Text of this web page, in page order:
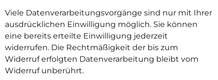
Viele Datenverarbeitungsvorgänge sind nur mit Ihrer
ausdrücklichen Einwilligung möglich. Sie können
eine bereits erteilte Einwilligung jederzeit
widerrufen. Die Rechtmäßigkeit der bis zum
Widerruf erfolgten Datenverarbeitung bleibt vom
Widerruf unberührt.